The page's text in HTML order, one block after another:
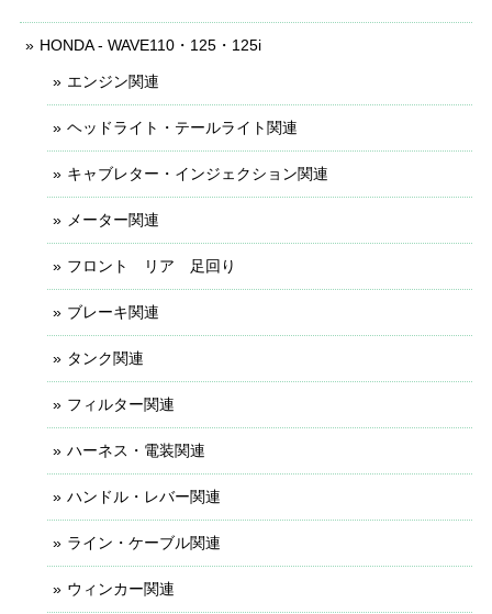
HONDA - WAVE110・125・125i
エンジン関連
ヘッドライト・テールライト関連
キャブレター・インジェクション関連
メーター関連
フロント リア 足回り
ブレーキ関連
タンク関連
フィルター関連
ハーネス・電装関連
ハンドル・レバー関連
ライン・ケーブル関連
ウィンカー関連